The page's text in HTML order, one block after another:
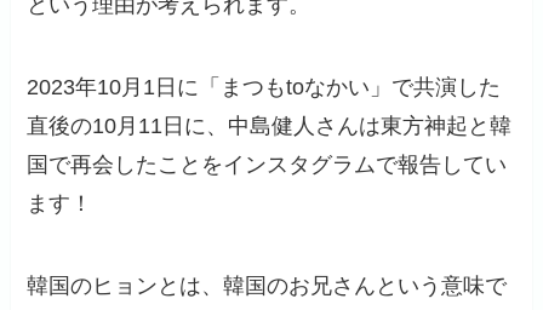
という理由が考えられます。
2023年10月1日に「まつもtoなかい」で共演した
直後の10月11日に、中島健人さんは東方神起と韓
国で再会したことをインスタグラムで報告してい
ます！
韓国のヒョンとは、韓国のお兄さんという意味で